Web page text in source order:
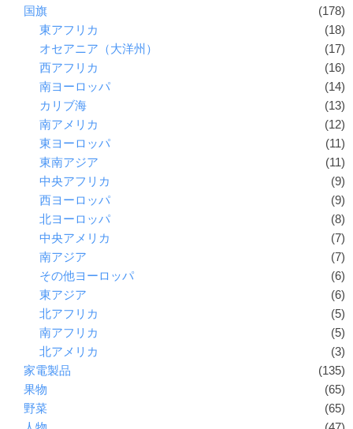
国旗
(178)
東アフリカ
(18)
オセアニア（大洋州）
(17)
西アフリカ
(16)
南ヨーロッパ
(14)
カリブ海
(13)
南アメリカ
(12)
東ヨーロッパ
(11)
東南アジア
(11)
中央アフリカ
(9)
西ヨーロッパ
(9)
北ヨーロッパ
(8)
中央アメリカ
(7)
南アジア
(7)
その他ヨーロッパ
(6)
東アジア
(6)
北アフリカ
(5)
南アフリカ
(5)
北アメリカ
(3)
家電製品
(135)
果物
(65)
野菜
(65)